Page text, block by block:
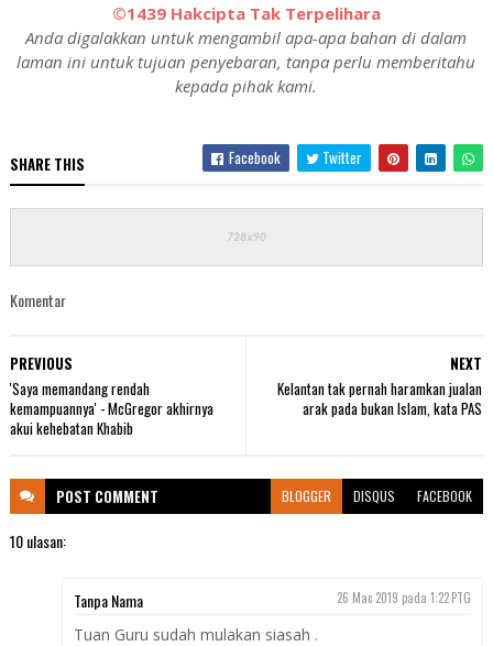
©1439 Hakcipta Tak Terpelihara
Anda digalakkan untuk mengambil apa-apa bahan di dalam
laman ini untuk tujuan penyebaran, tanpa perlu memberitahu
kepada pihak kami.
SHARE THIS Facebook Twitter
Komentar
NEXT
Kelantan tak pernah haramkan jualan
arak pada bukan Islam, kata PAS
PREVIOUS
'Saya memandang rendah
kemampuannya' - McGregor akhirnya
akui kehebatan Khabib
POST COMMENT BLOGGER DISQUS FACEBOOK
10 ulasan:
Tanpa Nama 26 Mac 2019 pada 1:22 PTG
Tuan Guru sudah mulakan siasah .